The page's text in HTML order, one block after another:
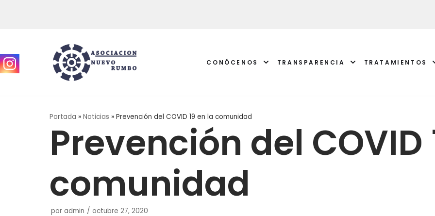
contenido
CONÓCENOS TRANSPARENCIA TRATAMIENTOS
Portada » Noticias » Prevención del COVID 19 en la comunidad
Prevención del COVID
comunidad
por admin octubre 27, 2020